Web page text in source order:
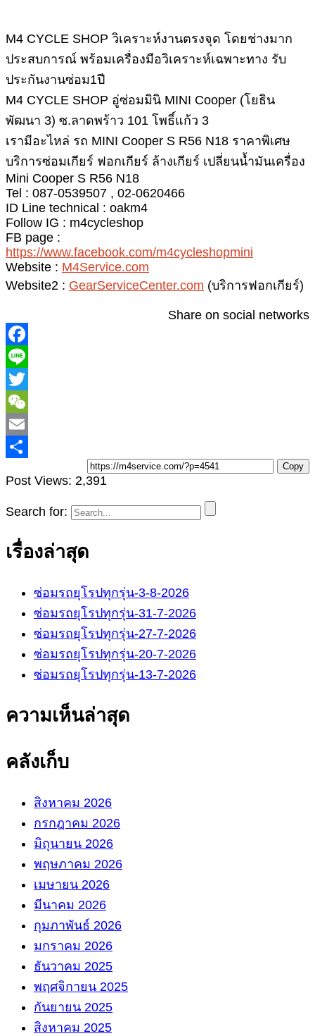
M4 CYCLE SHOP วิเคราะห์งานตรงจุด โดยช่างมาก
ประสบการณ์ พร้อมเครื่องมือวิเคราะห์เฉพาะทาง รับ
ประกันงานซ่อม1ปี
M4 CYCLE SHOP อู่ซ่อมมินิ MINI Cooper (โยธิน
พัฒนา 3) ซ.ลาดพร้าว 101 โพธิ์แก้ว 3
เรามีอะไหล่ รถ MINI Cooper S R56 N18 ราคาพิเศษ
บริการซ่อมเกียร์ ฟอกเกียร์ ล้างเกียร์ เปลี่ยนน้ำมันเครื่อง
Mini Cooper S R56 N18
Tel : 087-0539507 , 02-0620466
ID Line technical : oakm4
Follow IG : m4cycleshop
FB page :
https://www.facebook.com/m4cycleshopmini
Website : M4Service.com
Website2 : GearServiceCenter.com (บริการฟอกเกียร์)
Share on social networks
Copy
Post Views: 2,391
Search for:
เรื่องล่าสุด
ซ่อมรถยุโรปทุกรุ่น-3-8-2026
ซ่อมรถยุโรปทุกรุ่น-31-7-2026
ซ่อมรถยุโรปทุกรุ่น-27-7-2026
ซ่อมรถยุโรปทุกรุ่น-20-7-2026
ซ่อมรถยุโรปทุกรุ่น-13-7-2026
ความเห็นล่าสุด
คลังเก็บ
สิงหาคม 2026
กรกฎาคม 2026
มิถุนายน 2026
พฤษภาคม 2026
เมษายน 2026
มีนาคม 2026
กุมภาพันธ์ 2026
มกราคม 2026
ธันวาคม 2025
พฤศจิกายน 2025
กันยายน 2025
สิงหาคม 2025